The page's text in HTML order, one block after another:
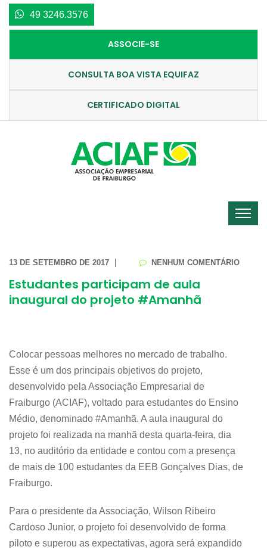
49 3246.3576
ASSOCIE-SE
CONSULTA BOA VISTA EQUIFAZ
CERTIFICADO DIGITAL
13 DE SETEMBRO DE 2017 NENHUM COMENTÁRIO
Estudantes participam de aula
inaugural do projeto #Amanhã
Colocar pessoas melhores no mercado de trabalho.
Esse é um dos principais objetivos do projeto,
desenvolvido pela Associação Empresarial de
Fraiburgo (ACIAF), voltado para estudantes do Ensino
Médio, denominado #Amanhã. A aula inaugural do
projeto foi realizada na manhã desta quarta-feira, dia
13, no auditório da entidade e contou com a presença
de mais de 100 estudantes da EEB Gonçalves Dias, de
Fraiburgo.
Para o presidente da Associação, Wilson Ribeiro
Cardoso Junior, o projeto foi desenvolvido de forma
piloto e superou as expectativas, agora será expandido